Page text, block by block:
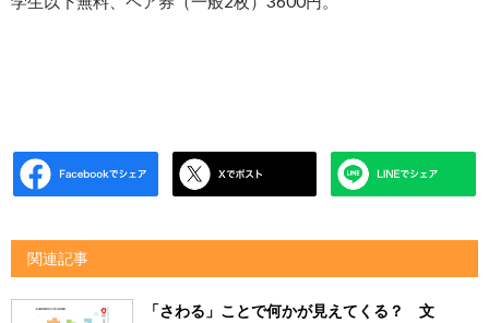
関連記事
「さわる」ことで何かが見えてくる？ 文